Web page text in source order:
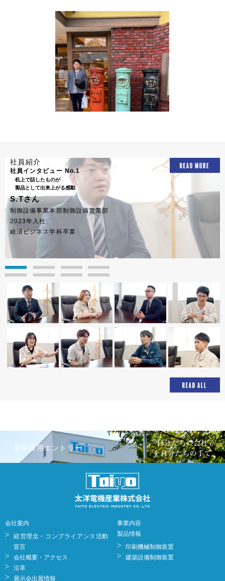
社員紹介
社員インタビュー No.1
机上で話したものが
製品として出来上がる感動
S.Tさん
制御設備事業本部制御設備営業部
2023年入社
経済ビジネス学科卒業
新卒採用エントリー
会社案内
経営理念・コンプライアンス活動
宣言
会社概要・アクセス
沿革
展示会出展情報
事業内容
製品情報
印刷機械制御装置
建築設備制御装置